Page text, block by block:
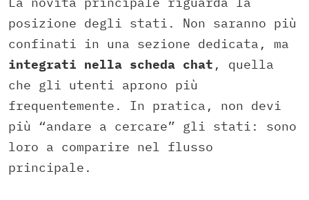
posizione degli stati. Non saranno più
confinati in una sezione dedicata, ma
integrati nella scheda chat , quella
che gli utenti aprono più
frequentemente. In pratica, non devi
più “andare a cercare” gli stati: sono
loro a comparire nel flusso
principale.